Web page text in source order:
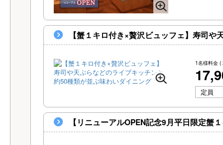
【蟹１キロ付き×贅沢ビュッフェ】寿司
1名様料金 (
定員
【リニューアルOPEN記念9月平日限定